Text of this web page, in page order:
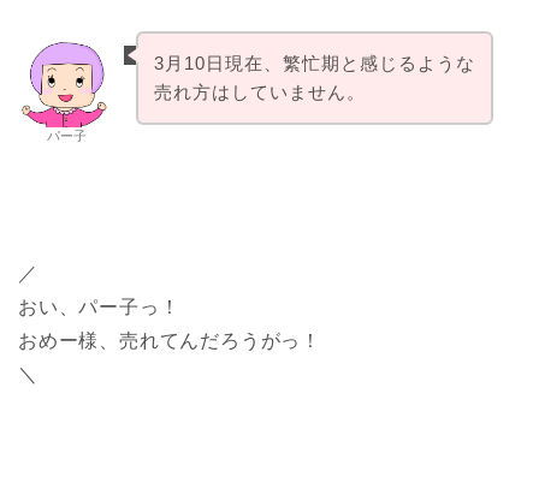
パー子
3月10日現在、繁忙期と感じるような
売れ方はしていません。
／
おい、パー子っ！
おめー様、売れてんだろうがっ！
＼